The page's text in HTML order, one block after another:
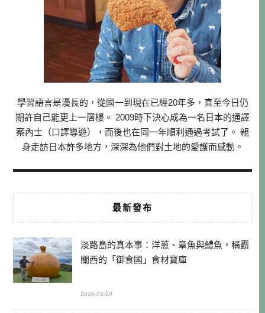
學習語言是漫長的，從國一到現在已經20年多，直至今日仍
期許自己能更上一層樓。 2009時下決心成為一名日本的通譯
案內士（口譯導遊），而後也在同一年順利通過考試了。 親
身走訪日本許多地方，深深為他們對土地的愛護而感動。
最新發布
淡路島的真本事：洋蔥、章魚與鱧魚，稱霸
關西的「御食國」食材寶庫
2026-05-20